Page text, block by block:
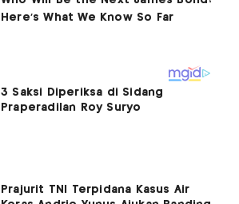
3 Saksi Diperiksa di Sidang
Praperadilan Roy Suryo
Prajurit TNI Terpidana Kasus Air